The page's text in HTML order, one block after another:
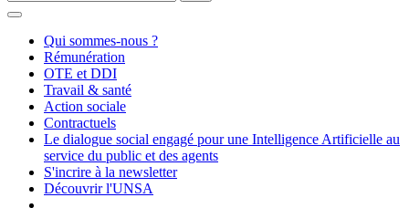
Qui sommes-nous ?
Rémunération
OTE et DDI
Travail & santé
Action sociale
Contractuels
Le dialogue social engagé pour une Intelligence Artificielle au
service du public et des agents
S'incrire à la newsletter
Découvrir l'UNSA